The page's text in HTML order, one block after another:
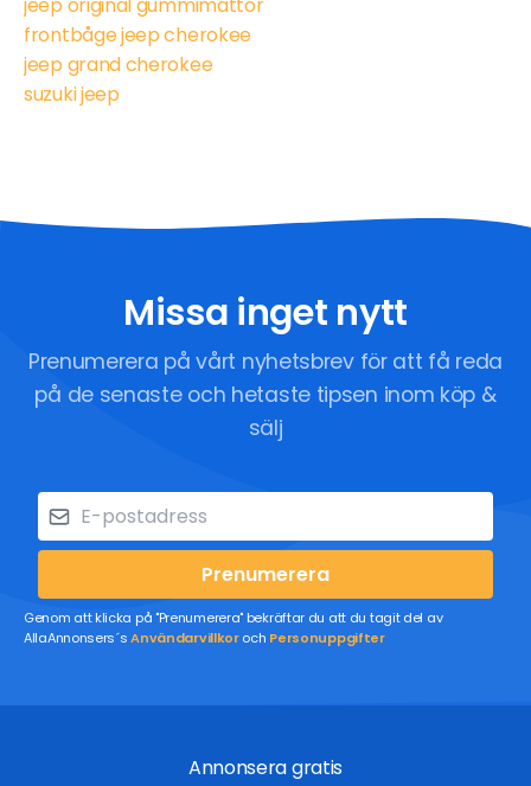
jeep original gummimattor
frontbåge jeep cherokee
jeep grand cherokee
suzuki jeep
Missa inget nytt
Prenumerera på vårt nyhetsbrev för att få reda
på de senaste och hetaste tipsen inom köp &
sälj
Prenumerera
Genom att klicka på "Prenumerera" bekräftar du att du tagit del av
AllaAnnonsers´sAnvändarvillkoroch Personuppgifter
Annonsera gratis